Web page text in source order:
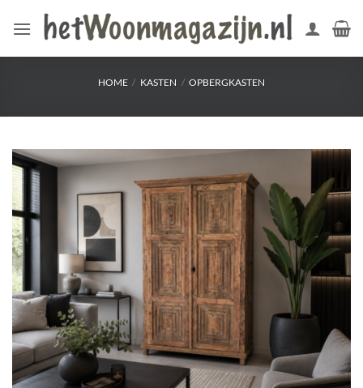
naar
HOME / KASTEN / OPBERGKASTEN